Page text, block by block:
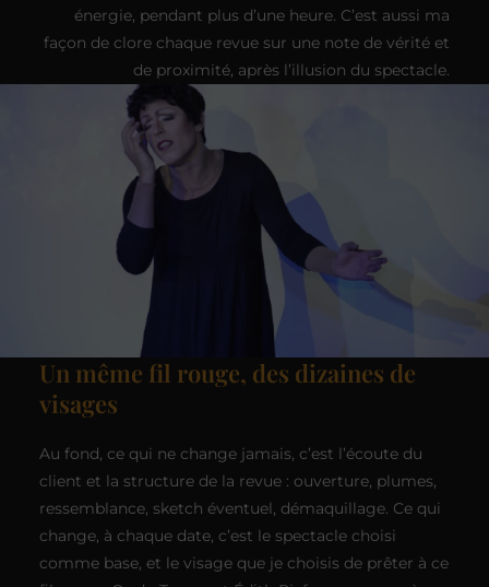
énergie, pendant plus d’une heure. C’est aussi ma
façon de clore chaque revue sur une note de vérité et
de proximité, après l’illusion du spectacle.
Un même fil rouge, des dizaines de
visages
Au fond, ce qui ne change jamais, c’est l’écoute du
client et la structure de la revue : ouverture, plumes,
ressemblance, sketch éventuel, démaquillage. Ce qui
change, à chaque date, c’est le spectacle choisi
comme base, et le visage que je choisis de prêter à ce